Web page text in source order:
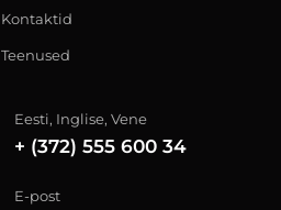
Kontaktid
Teenused
Eesti, Inglise, Vene
+ (372) 555 600 34
E-post